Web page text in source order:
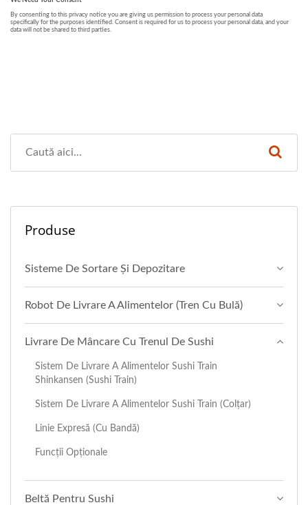
Produse
Sisteme De Sortare Și Depozitare
Robot De Livrare A Alimentelor (Tren Cu Bulă)
Livrare De Mâncare Cu Trenul De Sushi
Sistem De Livrare A Alimentelor Sushi Train
Shinkansen (Sushi Train)
Sistem De Livrare A Alimentelor Sushi Train (Colțar)
Linie Expresă (cu Bandă)
Funcții Opționale
Beltă Pentru Sushi